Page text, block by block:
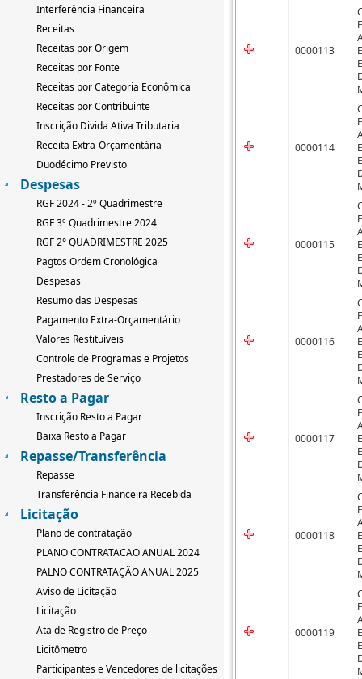
Interferência Financeira
Receitas
Receitas por Origem
Receitas por Fonte
Receitas por Categoria Econômica
Receitas por Contribuinte
Inscrição Divida Ativa Tributaria
Receita Extra-Orçamentária
Duodécimo Previsto
Despesas
RGF 2024 - 2º Quadrimestre
RGF 3º Quadrimestre 2024
RGF 2° QUADRIMESTRE 2025
Pagtos Ordem Cronológica
Despesas
Resumo das Despesas
Pagamento Extra-Orçamentário
Valores Restituíveis
Controle de Programas e Projetos
Prestadores de Serviço
Resto a Pagar
Inscrição Resto a Pagar
Baixa Resto a Pagar
Repasse/Transferência
Repasse
Transferência Financeira Recebida
Licitação
Plano de contratação
PLANO CONTRATACAO ANUAL 2024
PALNO CONTRATAÇÃO ANUAL 2025
Aviso de Licitação
Licitação
Ata de Registro de Preço
Licitômetro
Participantes e Vencedores de licitações
0000113
E
0000114
E
0000115
E
0000116
E
0000117
E
0000118
E
0000119
E